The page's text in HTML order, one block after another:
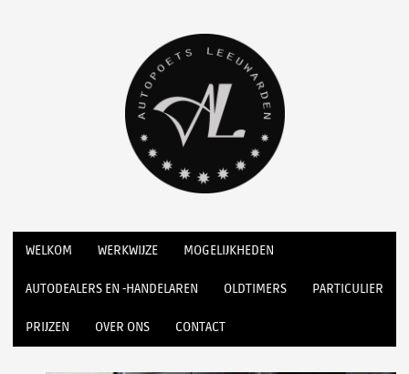
WELKOM WERKWIJZE MOGELIJKHEDEN
AUTODEALERS EN -HANDELAREN OLDTIMERS PARTICULIER
PRIJZEN OVER ONS CONTACT